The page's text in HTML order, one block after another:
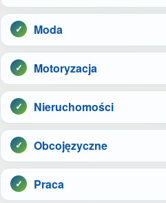
Moda
Motoryzacja
Nieruchomości
Obcojęzyczne
Praca